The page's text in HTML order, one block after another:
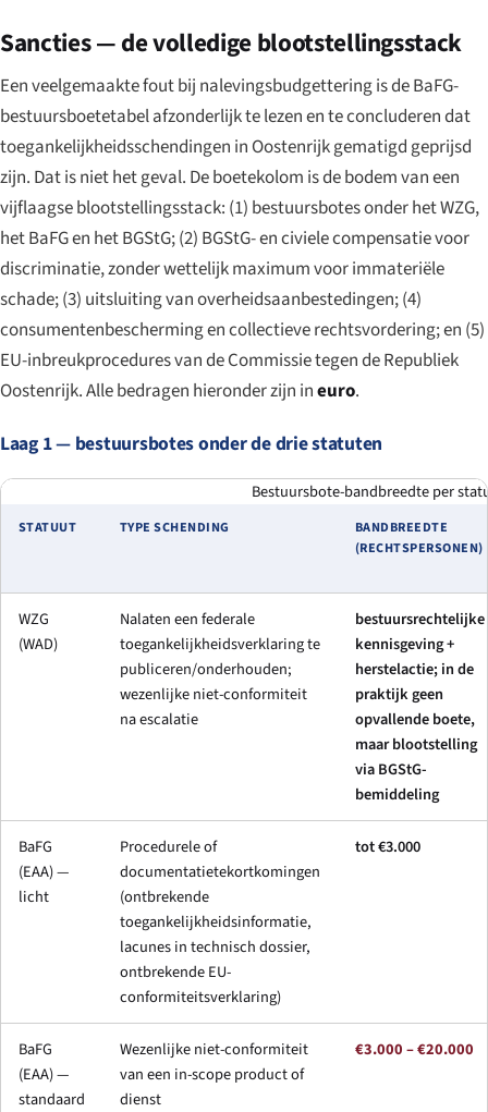
Sancties — de volledige blootstellingsstack
Een veelgemaakte fout bij nalevingsbudgettering is de BaFG-
bestuursboetetabel afzonderlijk te lezen en te concluderen dat
toegankelijkheidsschendingen in Oostenrijk gematigd geprijsd
zijn. Dat is niet het geval. De boetekolom is de bodem van een
vijflaagse blootstellingsstack: (1) bestuursbotes onder het WZG,
het BaFG en het BGStG; (2) BGStG- en civiele compensatie voor
discriminatie, zonder wettelijk maximum voor immateriële
schade; (3) uitsluiting van overheidsaanbestedingen; (4)
consumentenbescherming en collectieve rechtsvordering; en (5)
EU-inbreukprocedures van de Commissie tegen de Republiek
Oostenrijk. Alle bedragen hieronder zijn ineuro.
Laag 1 — bestuursbotes onder de drie statuten
Bestuursbote-bandbreedte per
STATUUT TYPE SCHENDING
BANDBREEDTE
(RECHTSPERSONEN)
WZG
(WAD)
Nalaten een federale
toegankelijkheidsverklaring te
publiceren/onderhouden;
wezenlijke niet-conformiteit
na escalatie
bestuursrechtelijke
kennisgeving +
herstelactie; in de
praktijk geen
opvallende boete,
maar blootstelling
via BGStG-
bemiddeling
BaFG
(EAA) —
licht
Procedurele of
documentatietekortkomingen
(ontbrekende
toegankelijkheidsinformatie,
lacunes in technisch dossier,
ontbrekende EU-
conformiteitsverklaring)
tot €3.000
BaFG
(EAA) —
standaard
Wezenlijke niet-conformiteit
van een in-scope product of
dienst
€3.000 – €20.000